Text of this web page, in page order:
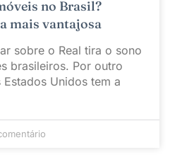
no Brasil?
mais vantajosa
sobre o Real tira o sono
brasileiros. Por outro
Unidos tem a